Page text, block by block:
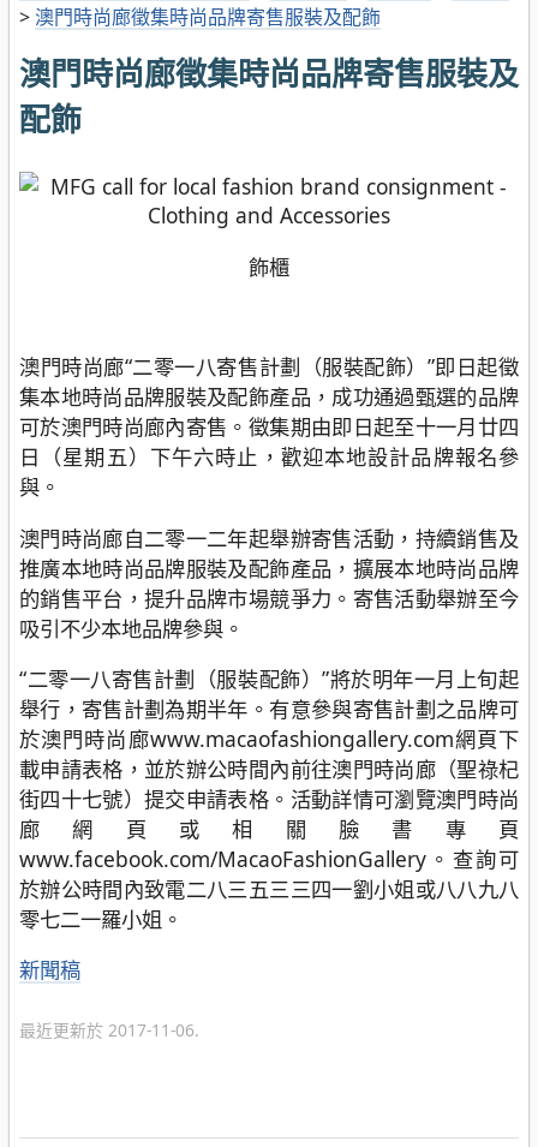
> 澳門時尚廊徵集時尚品牌寄售服裝及配飾
澳門時尚廊徵集時尚品牌寄售服裝及
配飾
飾櫃
澳門時尚廊“二零一八寄售計劃（服裝配飾）”即日起徵
集本地時尚品牌服裝及配飾產品，成功通過甄選的品牌
可於澳門時尚廊內寄售。徵集期由即日起至十一月廿四
日（星期五）下午六時止，歡迎本地設計品牌報名參
與。
澳門時尚廊自二零一二年起舉辦寄售活動，持續銷售及
推廣本地時尚品牌服裝及配飾產品，擴展本地時尚品牌
的銷售平台，提升品牌市場競爭力。寄售活動舉辦至今
吸引不少本地品牌參與。
“二零一八寄售計劃（服裝配飾）”將於明年一月上旬起
舉行，寄售計劃為期半年。有意參與寄售計劃之品牌可
於澳門時尚廊www.macaofashiongallery.com網頁下
載申請表格，並於辦公時間內前往澳門時尚廊（聖祿杞
街四十七號）提交申請表格。活動詳情可瀏覽澳門時尚
廊網頁或相關臉書專頁
www.facebook.com/MacaoFashionGallery。查詢可
於辦公時間內致電二八三五三三四一劉小姐或八八九八
零七二一羅小姐。
分
新聞稿
最近更新於 2017-11-06.